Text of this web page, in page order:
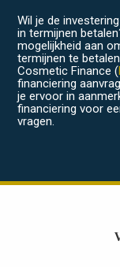
Wil je de
in termijnen
mogelijkheid aan
termijnen te
Cosmetic Finance (
financiering
je ervoor in
financiering voor
vragen.